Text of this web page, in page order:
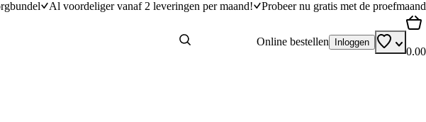
Al voordeliger vanaf 2 leveringen per maand! Probeer nu gratis met de proefmaand
Online bestellen Inloggen
0.00